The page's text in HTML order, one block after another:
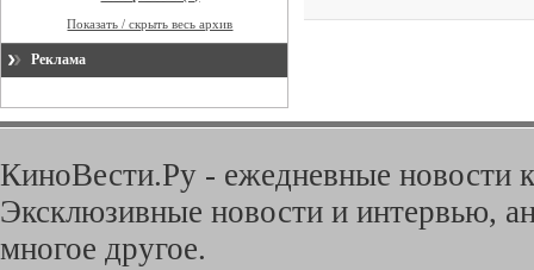
Показать / скрыть весь архив
Реклама
КиноВести.Ру - ежедневные новости
Эксклюзивные новости и интервью,
многое другое.